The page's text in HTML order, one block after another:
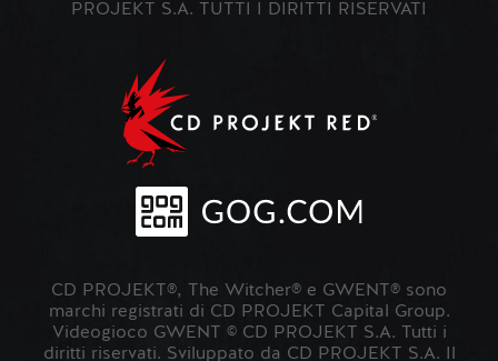
PROJEKT S.A. TUTTI I DIRITTI RISERVATI
CD PROJEKT®, The Witcher® e GWENT® sono
marchi registrati di CD PROJEKT Capital Group.
Videogioco GWENT © CD PROJEKT S.A. Tutti i
diritti riservati. Sviluppato da CD PROJEKT S.A. Il